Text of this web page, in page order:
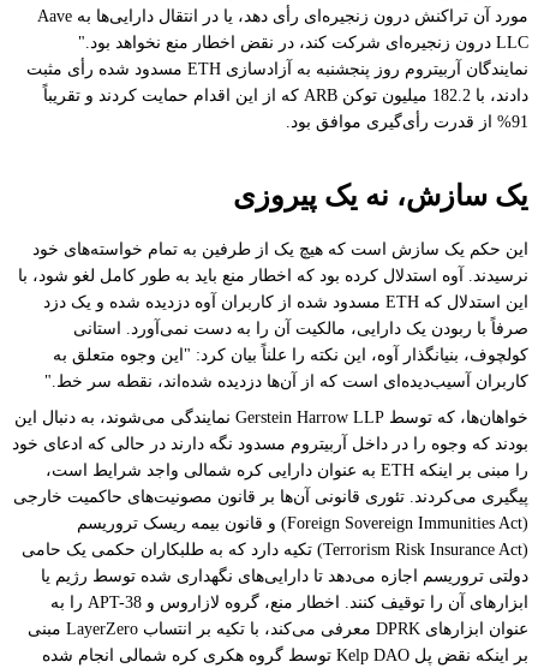
مورد آن تراکنش درون زنجیره‌ای رأی دهد، یا در انتقال دارایی‌ها به Aave
LLC درون زنجیره‌ای شرکت کند، در نقض اخطار منع نخواهد بود."
نمایندگان آربیتروم روز پنجشنبه به آزادسازی ETH مسدود شده رأی مثبت
دادند، با 182.2 میلیون توکن ARB که از این اقدام حمایت کردند و تقریباً
91% از قدرت رأی‌گیری موافق بود.
یک سازش، نه یک پیروزی
این حکم یک سازش است که هیچ یک از طرفین به تمام خواسته‌های خود
نرسیدند. آوه استدلال کرده بود که اخطار منع باید به طور کامل لغو شود، با
این استدلال که ETH مسدود شده از کاربران آوه دزدیده شده و یک دزد
صرفاً با ربودن یک دارایی، مالکیت آن را به دست نمی‌آورد. استانی
کولچوف، بنیانگذار آوه، این نکته را علناً بیان کرد: "این وجوه متعلق به
کاربران آسیب‌دیده‌ای است که از آن‌ها دزدیده شده‌اند، نقطه سر خط."
خواهان‌ها، که توسط Gerstein Harrow LLP نمایندگی می‌شوند، به دنبال این
بودند که وجوه را در داخل آربیتروم مسدود نگه دارند در حالی که ادعای خود
را مبنی بر اینکه ETH به عنوان دارایی کره شمالی واجد شرایط است،
پیگیری می‌کردند. تئوری قانونی آن‌ها بر قانون مصونیت‌های حاکمیت خارجی
(Foreign Sovereign Immunities Act) و قانون بیمه ریسک تروریسم
(Terrorism Risk Insurance Act) تکیه دارد که به طلبکاران حکمی یک حامی
دولتی تروریسم اجازه می‌دهد تا دارایی‌های نگهداری شده توسط رژیم یا
ابزارهای آن را توقیف کنند. اخطار منع، گروه لازاروس و APT-38 را به
عنوان ابزارهای DPRK معرفی می‌کند، با تکیه بر انتساب LayerZero مبنی
بر اینکه نقض پل Kelp DAO توسط گروه هکری کره شمالی انجام شده